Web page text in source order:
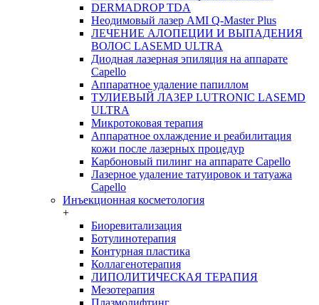
DERMADROP TDA
Неодимовый лазер AMI Q-Master Plus
ЛЕЧЕНИЕ АЛОПЕЦИИ И ВЫПАДЕНИЯ
ВОЛОС LASEMD ULTRA
Диодная лазерная эпиляция на аппарате
Capello
Аппаратное удаление папиллом
ТУЛИЕВЫЙ ЛАЗЕР LUTRONIC LASEMD
ULTRA
Микротоковая терапия
Аппаратное охлаждение и реабилитация
кожи после лазерных процедур
Карбоновый пилинг на аппарате Capello
Лазерное удаление татуировок и татуажа
Capello
Инъекционная косметология
+
Биоревитализация
Ботулинотерапия
Контурная пластика
Коллагенотерапия
ЛИПОЛИТИЧЕСКАЯ ТЕРАПИЯ
Мезотерапия
Плазмолифтинг